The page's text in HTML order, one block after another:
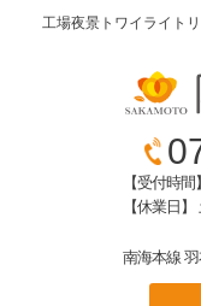
工場夜景トワイライト
【受付時間
【休業日
水曜午
南海本線